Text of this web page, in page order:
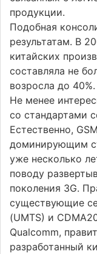
продукции.
Подобная
результатам. В
китайских
составляла не
возросла до 40%.
Не менее
со стандартами
Естественно,
доминирующим
уже несколько
поводу
поколения 3G.
существующие
(UMTS) и
Qualcomm,
разработанный